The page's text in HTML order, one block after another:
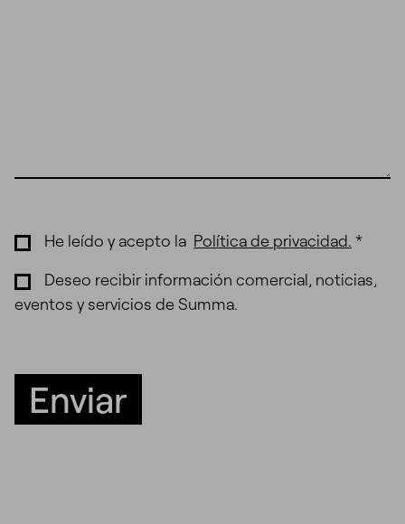
He leído y acepto la Política de privacidad. *
Deseo recibir información comercial, noticias,
eventos y servicios de Summa.